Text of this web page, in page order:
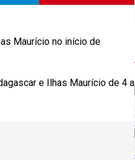
Maurício no início de
e Ilhas Maurício de 4 a